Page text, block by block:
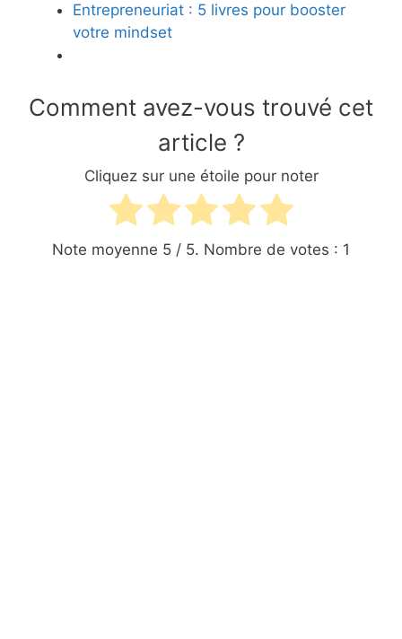
Entrepreneuriat : 5 livres pour booster
votre mindset
Comment avez-vous trouvé cet
article ?
Cliquez sur une étoile pour noter
Note moyenne 5 / 5. Nombre de votes : 1